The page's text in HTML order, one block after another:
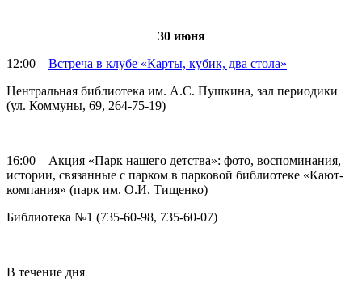
30 июня
12:00 – Встреча в клубе «Карты, кубик, два стола»
Центральная библиотека им. А.С. Пушкина, зал периодики
(ул. Коммуны, 69, 264-75-19)
16:00 – Акция «Парк нашего детства»: фото, воспоминания,
истории, связанные с парком в парковой библиотеке «Кают-
компания» (парк им. О.И. Тищенко)
Библиотека №1 (735-60-98, 735-60-07)
В течение дня